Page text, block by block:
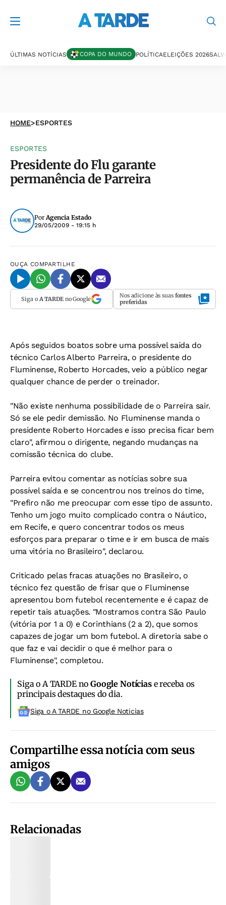
ÚLTIMAS NOTÍCIAS COPA DO MUNDO POLÍTICAELEIÇÕES 2026
HOME>ESPORTES
ESPORTES
Presidente do Flu garante
permanência de Parreira
PorAgencia Estado
29/05/2009 - 19:15 h
OUÇA COMPARTILHE
Siga o A TARDEno Google Nos adicione às suas fontes
preferidas
Após seguidos boatos sobre uma possível saída do
técnico Carlos Alberto Parreira, o presidente do
Fluminense, Roberto Horcades, veio a público negar
qualquer chance de perder o treinador.
"Não existe nenhuma possibilidade de o Parreira sair.
Só se ele pedir demissão. No Fluminense manda o
presidente Roberto Horcades e isso precisa ficar bem
claro", afirmou o dirigente, negando mudanças na
comissão técnica do clube.
Parreira evitou comentar as notícias sobre sua
possível saída e se concentrou nos treinos do time,
"Prefiro não me preocupar com esse tipo de assunto.
Tenho um jogo muito complicado contra o Náutico,
em Recife, e quero concentrar todos os meus
esforços para preparar o time e ir em busca de mais
uma vitória no Brasileiro", declarou.
Criticado pelas fracas atuações no Brasileiro, o
técnico fez questão de frisar que o Fluminense
apresentou bom futebol recentemente e é capaz de
repetir tais atuações. "Mostramos contra São Paulo
(vitória por 1 a 0) e Corinthians (2 a 2), que somos
capazes de jogar um bom futebol. A diretoria sabe o
que faz e vai decidir o que é melhor para o
Fluminense", completou.
Siga o A TARDE noGoogle Notíciase receba os
principais destaques do dia.
Siga o A TARDE no Google Noticias
Compartilhe essa notícia com seus
amigos
Relacionadas